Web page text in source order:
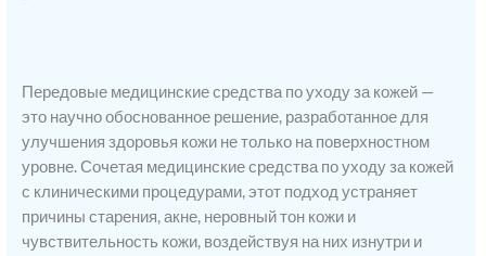
Передовые медицинские средства по уходу за кожей —
это научно обоснованное решение, разработанное для
улучшения здоровья кожи не только на поверхностном
уровне. Сочетая медицинские средства по уходу за кожей
с клиническими процедурами, этот подход устраняет
причины старения, акне, неровный тон кожи и
чувствительность кожи, воздействуя на них изнутри и